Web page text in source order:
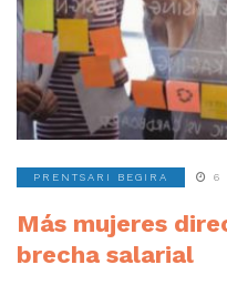
PRENTSARI BEGIRA 6
Más mujeres
brecha salarial